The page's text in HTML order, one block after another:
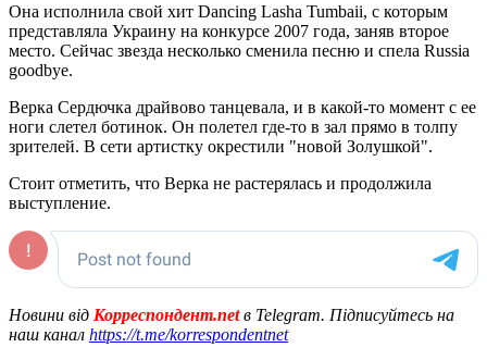
Она исполнила свой хит Dancing Lasha Tumbaii, с которым
представляла Украину на конкурсе 2007 года, заняв второе
место. Сейчас звезда несколько сменила песню и спела Russia
goodbye.
Верка Сердючка драйвово танцевала, и в какой-то момент с ее
ноги слетел ботинок. Он полетел где-то в зал прямо в толпу
зрителей. В сети артистку окрестили "новой Золушкой".
Стоит отметить, что Верка не растерялась и продолжила
выступление.
Новини від Корреспондент.netв Telegram. Підписуйтесь на
наш канал https://t.me/korrespondentnet